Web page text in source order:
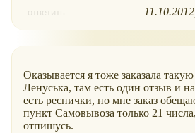
ответить 11.10.2012
Оказывается я тоже заказала
Ленуська, там есть один отзыв и
есть реснички, но мне заказ
пункт Самовывоза только 21
отпишусь.